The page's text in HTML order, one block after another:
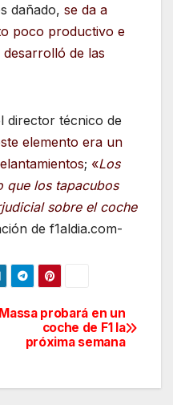
dañado, se da a
poco productivo e
de las
director técnico de
elemento era un
; «Los
que los tapacubos
sobre el coche
de f1aldia.com-
Massa probará en un
coche de F1 la
próxima semana